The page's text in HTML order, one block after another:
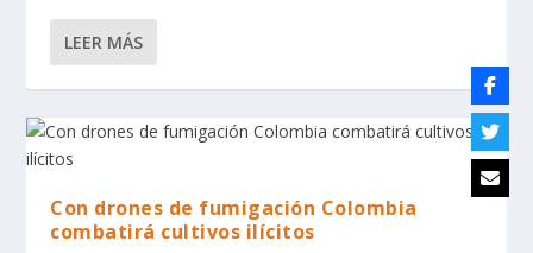
LEER MÁS
Con drones de fumigación Colombia
combatirá cultivos ilícitos